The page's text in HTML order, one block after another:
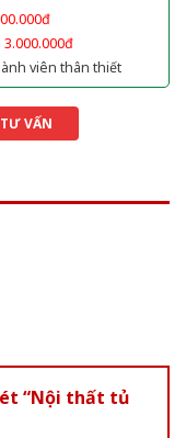
3.000.000đ
viên thân thiết
VẤN
“Nội thất tủ